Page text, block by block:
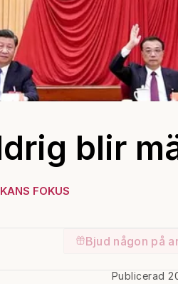
blir
FOKUS
Bjud någon på
Publicerad